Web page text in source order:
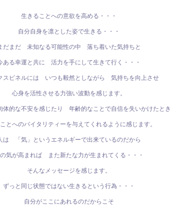
生きることへの意欲を高める・・・
自分自身を凛とした姿で生きる・・・
だまだ 未知なる可能性の中 落ち着いた気持ちと
ある幸運と共に 活力を手にして生きて行く・・・
スピネルには いつも毅然としながら 気持ちを向上させ
心身を活性させる力強い波動を感じます。
体的な不安を感じたり 年齢的なことで自信を失いかけたとき
とへのバイタリティーを与えてくれるように感じます。
は 「気」というエネルギーで出来ているのだから
気が高まれば また新たな力が生まれてくる・・・
そんなメッセージを感じます。
ずっと同じ状態ではない生きるという行為・・・
自分がここにあれるのだからこそ